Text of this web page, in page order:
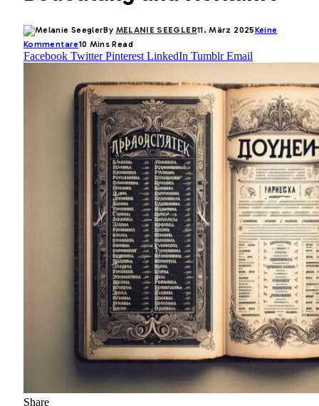
By MELANIE SEEGLER11. März 2025Keine
Kommentare10 Mins Read
Facebook Twitter Pinterest LinkedIn Tumblr Email
Share